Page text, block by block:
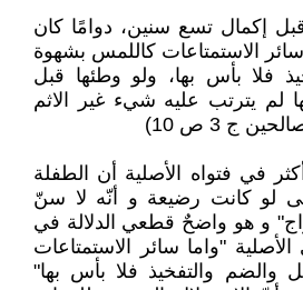
إكمال تسع سنين، دوامًا كان
سائر الاستمتاعات كاللمس بشهوة
فلا بأس بها، ولو وطئها قبل
لم يترتب عليه شيء غير الاثم
ج 3 ص 10)
في فتواه الأصلية أن الطفلة
لو كانت رضيعة و أنّه لا سنّ
و هو واضحٌ قطعي الدلالة في
"واما سائر الاستمتاعات
والضم والتفخيذ فلا بأس بها"